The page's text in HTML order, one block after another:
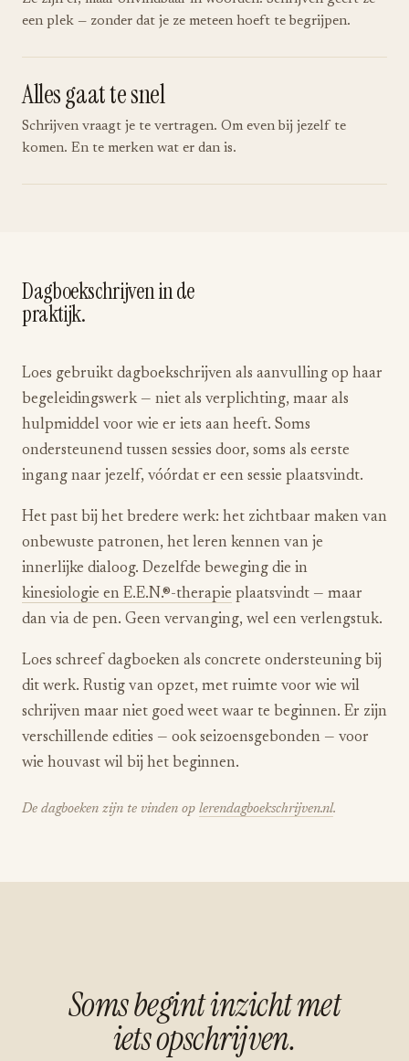
een plek — zonder dat je ze meteen hoeft te begrijpen.
Alles gaat te snel
Schrijven vraagt je te vertragen. Om even bij jezelf te
komen. En te merken wat er dan is.
Dagboekschrijven in de
praktijk.
Loes gebruikt dagboekschrijven als aanvulling op haar
begeleidingswerk — niet als verplichting, maar als
hulpmiddel voor wie er iets aan heeft. Soms
ondersteunend tussen sessies door, soms als eerste
ingang naar jezelf, vóórdat er een sessie plaatsvindt.
Het past bij het bredere werk: het zichtbaar maken van
onbewuste patronen, het leren kennen van je
innerlijke dialoog. Dezelfde beweging die in
kinesiologie en E.E.N.®-therapie plaatsvindt — maar
dan via de pen. Geen vervanging, wel een verlengstuk.
Loes schreef dagboeken als concrete ondersteuning bij
dit werk. Rustig van opzet, met ruimte voor wie wil
schrijven maar niet goed weet waar te beginnen. Er zijn
verschillende edities — ook seizoensgebonden — voor
wie houvast wil bij het beginnen.
De dagboeken zijn te vinden op lerendagboekschrijven.nl.
Soms begint inzicht met
iets opschrijven.